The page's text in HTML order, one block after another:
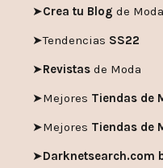
➤Crea tu Blog de Moda
➤Tendencias SS22
➤Revistas de Moda
➤Mejores Tiendas de
➤Mejores Tiendas de
➤Darknetsearch.com